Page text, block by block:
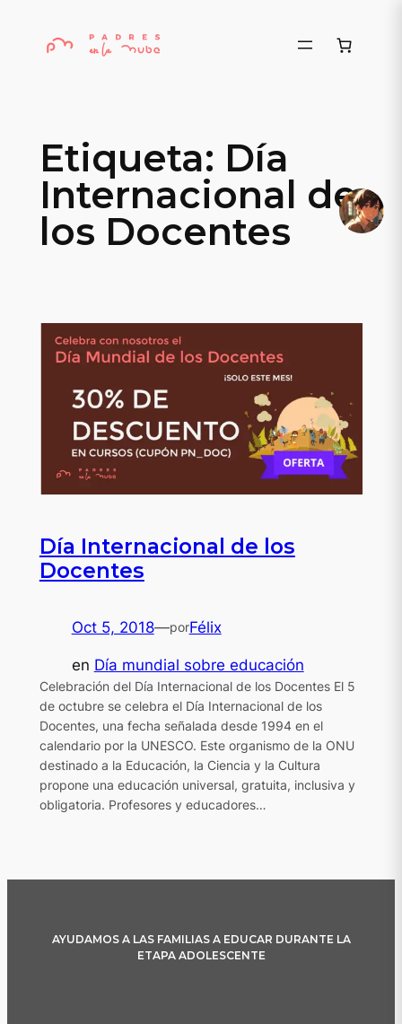
Etiqueta: Día
Internacional de
los Docentes
Día Internacional de los
Docentes
Oct 5, 2018—porFélix
en Día mundial sobre educación
Celebración del Día Internacional de los Docentes El 5
de octubre se celebra el Día Internacional de los
Docentes, una fecha señalada desde 1994 en el
calendario por la UNESCO. Este organismo de la ONU
destinado a la Educación, la Ciencia y la Cultura
propone una educación universal, gratuita, inclusiva y
obligatoria. Profesores y educadores…
AYUDAMOS A LAS FAMILIAS A EDUCAR DURANTE LA
ETAPA ADOLESCENTE